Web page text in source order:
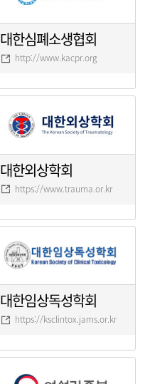
대한심폐소생협회
http://www.kacpr.org
대한외상학회
https://www.trauma.or.kr
대한임상독성학회
https://ksclintox.jams.or.kr